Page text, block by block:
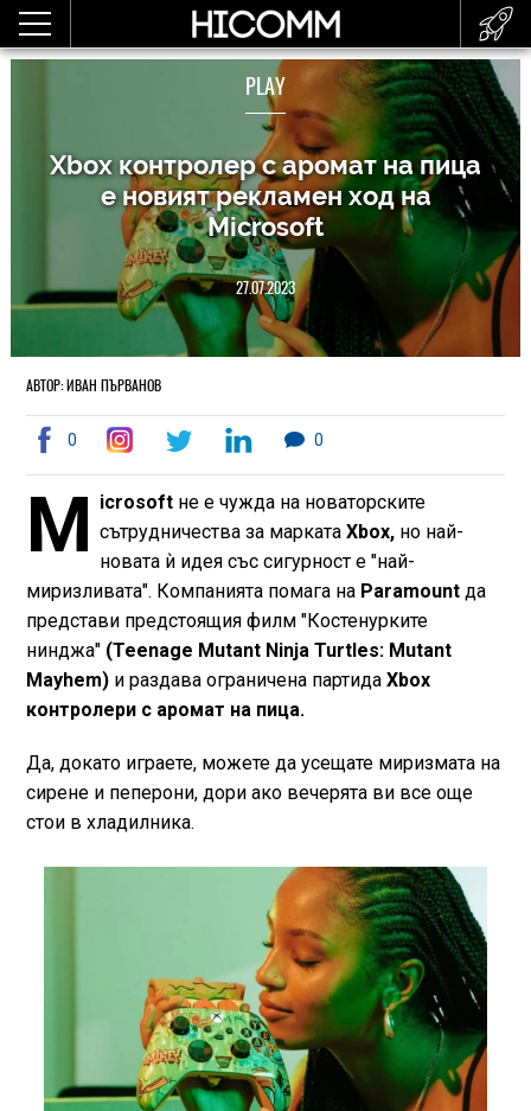
PLAY
Xbox контролер с аромат на пица
е новият рекламен ход на
Microsoft
27.07.2023
АВТОР: ИВАН ПЪРВАНОВ
0 0
M icrosoft не е чужда на новаторските
сътрудничества за маркатаXbox, но най-
новата ѝ идея със сигурност е "най-
миризливата". Компанията помага на Paramountда
представи предстоящия филм "Костенурките
нинджа" (Teenage Mutant Ninja Turtles: Mutant
Mayhem)и раздава ограничена партида Xbox
контролери с аромат на пица.
Да, докато играете, можете да усещате миризмата на
сирене и пеперони, дори ако вечерята ви все още
стои в хладилника.